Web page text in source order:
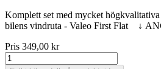
Komplett set med mycket
bilens vindruta - Valeo First Flat ↓
Pris 349,00 kr